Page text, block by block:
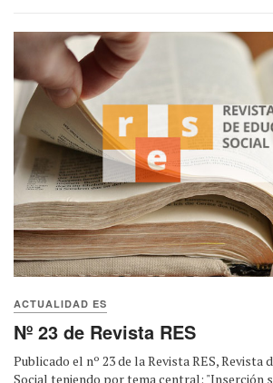
ACTUALIDAD ES
Nº 23 de Revista RES
Publicado el nº 23 de la Revista RES, Revista
Social teniendo por tema central: "Inserción